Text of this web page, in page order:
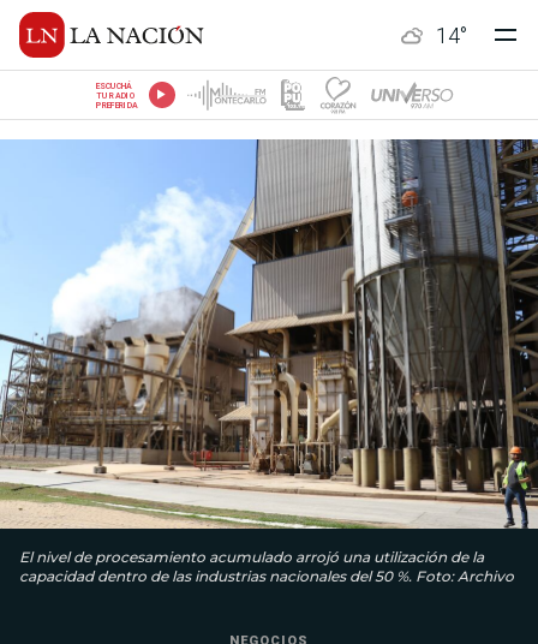
14°
ESCUCHÁ
TU RADIO
PREFERIDA
El nivel de procesamiento acumulado arrojó una utilización de la
capacidad dentro de las industrias nacionales del 50 %. Foto: Archivo
NEGOCIOS